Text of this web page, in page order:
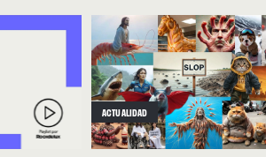
ACTUALIDAD